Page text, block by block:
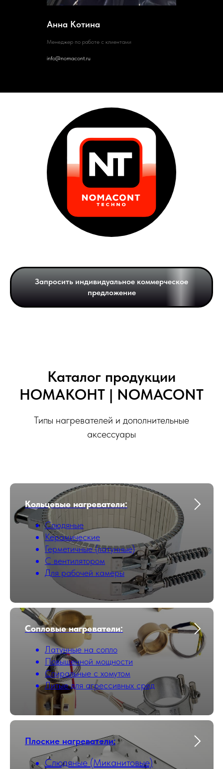
Анна Котина
Менеджер по работе с клиентами
info@nomacont.ru
Запросить индивидуальное коммерческое
предложение
Каталог продукции
НОМАКОНТ | NOMACONT
Типы нагревателей и дополнительные
аксессуары
Кольцевые нагреватели:
Слюдяные
Керамические
Герметичные (латунные)
С вентилятором
Для рабочей камеры
Сопловые нагреватели:
Латунные на сопло
Повышенной мощности
Cпиральные с хомутом
Литые для агрессивных сред
Плоские нагреватели:
Слюдяные (Миканитовые)